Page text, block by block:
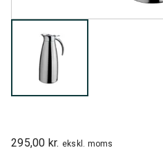
295,00 kr. ekskl. moms